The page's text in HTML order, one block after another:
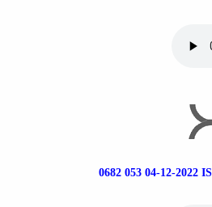
0682 053 04-12-2022